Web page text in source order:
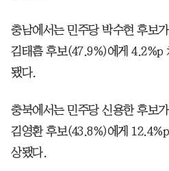
충남에서는 민주당 박수현 후보
김태흠 후보(47.9%)에게 4.2%p
됐다.
충북에서는 민주당 신용한 후보
김영환 후보(43.8%)에게
상됐다.